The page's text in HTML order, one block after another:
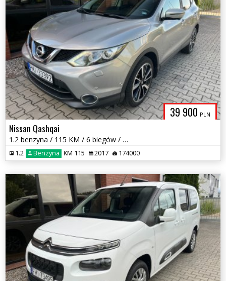
39 900 PLN
Nissan Qashqai
1.2 benzyna / 115 KM / 6 biegów / panorama / skóra / zarej w PL
1.2 Benzyna KM 115 2017 174000